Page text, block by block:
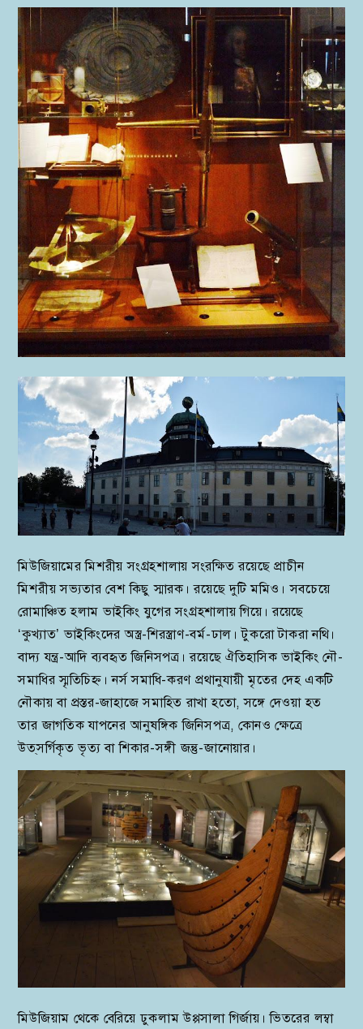
মিউজিয়ামের মিশরীয় সংগ্রহশালায় সংরক্ষিত রয়েছে প্রাচীন
মিশরীয় সভ্যতার বেশ কিছু স্মারক। রয়েছে দুটি মমিও। সবচেয়ে
রোমাঞ্চিত হলাম ভাইকিং যুগের সংগ্রহশালায় গিয়ে। রয়েছে
‘কুখ্যাত’ ভাইকিংদের অস্ত্র-শিরস্ত্রাণ-বর্ম-ঢাল। টুকরো টাকরা নথি।
বাদ্য যন্ত্র-আদি ব্যবহৃত জিনিসপত্র। রয়েছে ঐতিহাসিক ভাইকিং নৌ-
সমাধির স্মৃতিচিহ্ন। নর্স সমাধি-করণ প্রথানুযায়ী মৃতের দেহ একটি
নৌকায় বা প্রস্তর-জাহাজে সমাহিত রাখা হতো, সঙ্গে দেওয়া হত
তার জাগতিক যাপনের আনুষঙ্গিক জিনিসপত্র, কোনও ক্ষেত্রে
উত্‌সর্গিকৃত ভৃত্য বা শিকার-সঙ্গী জন্তু-জানোয়ার।
মিউজিয়াম থেকে বেরিয়ে ঢুকলাম উপ্পসালা গির্জায়। ভিতরের লম্বা